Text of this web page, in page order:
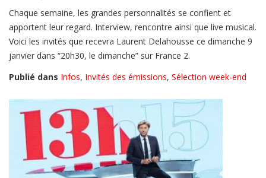
Chaque semaine, les grandes personnalités se confient et
apportent leur regard. Interview, rencontre ainsi que live musical.
Voici les invités que recevra Laurent Delahousse ce dimanche 9
janvier dans “20h30, le dimanche” sur France 2.
Publié dans Infos, Invités des émissions, Sélection week-end